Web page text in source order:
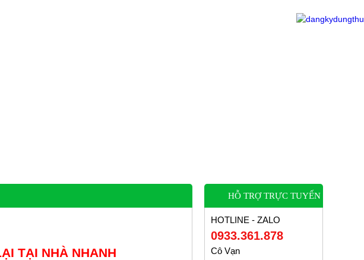
TẠI NHÀ NHANH
HỖ TRỢ TRỰC TUYẾN
HOTLINE - ZALO
0933.361.878
Cô Vạn